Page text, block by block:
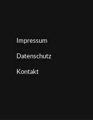
Impressum
Datenschutz
Kontakt